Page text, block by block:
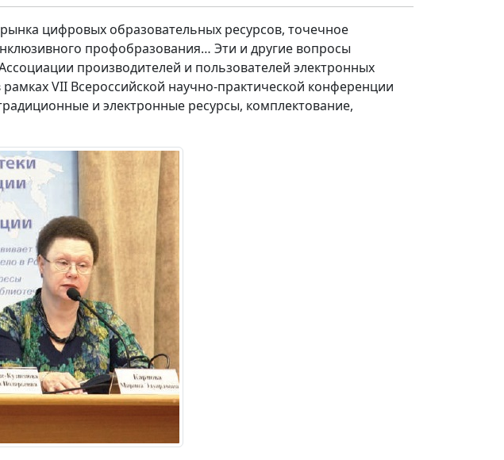
цифровых образовательных ресурсов, точечное
профобразования… Эти и другие вопросы
производителей и пользователей электронных
VII Всероссийской научно-практической конференции
и электронные ресурсы, комплектование,